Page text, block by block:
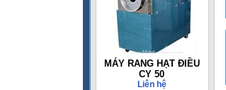
MÁY RANG HẠT ĐIỀU
CY 50
Liên hệ